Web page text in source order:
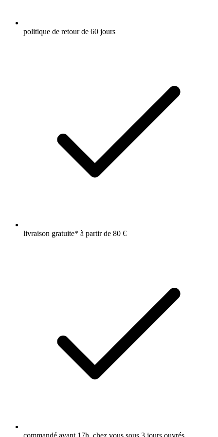
politique de retour de 60 jours
livraison gratuite* à partir de 80 €
commandé avant 17h, chez vous sous 3 jours ouvrés